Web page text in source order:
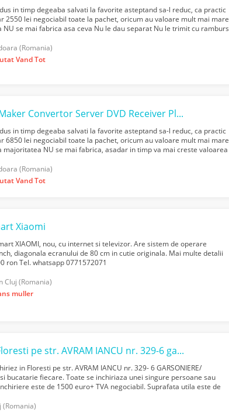
in timp degeaba salvati la favorite asteptand sa-l reduc, ca practic
2550 lei negociabil toate la pachet, oricum au valoare mult mai mare
NU se mai fabrica asa ceva Nu le dau separat Nu le trimit cu ramburs
(Romania)
Vand Tot
PlayStation Maker Convertor Server DVD Receiver Placa Monitor
in timp degeaba salvati la favorite asteptand sa-l reduc, ca practic
6850 lei negociabil toate la pachet, oricum au valoare mult mai mare
majoritatea NU se mai fabrica, asadar in timp va mai creste valoarea
(Romania)
Vand Tot
Xiaomi
XIAOMI, nou, cu internet si televizor. Are sistem de operare
diagonala ecranului de 80 cm in cutie originala. Mai multe detalii
ron Tel. whatsapp 0771572071
Cluj (Romania)
muller
Închiriez în Floresti pe str. AVRAM IANCU nr. 329-6 garsoniere/birouri
in Floresti pe str. AVRAM IANCU nr. 329- 6 GARSONIERE/
si bucatarie fiecare. Toate se inchiriaza unei singure persoane sau
este de 1500 euro+ TVA negociabil. Suprafata utila este de
(Romania)